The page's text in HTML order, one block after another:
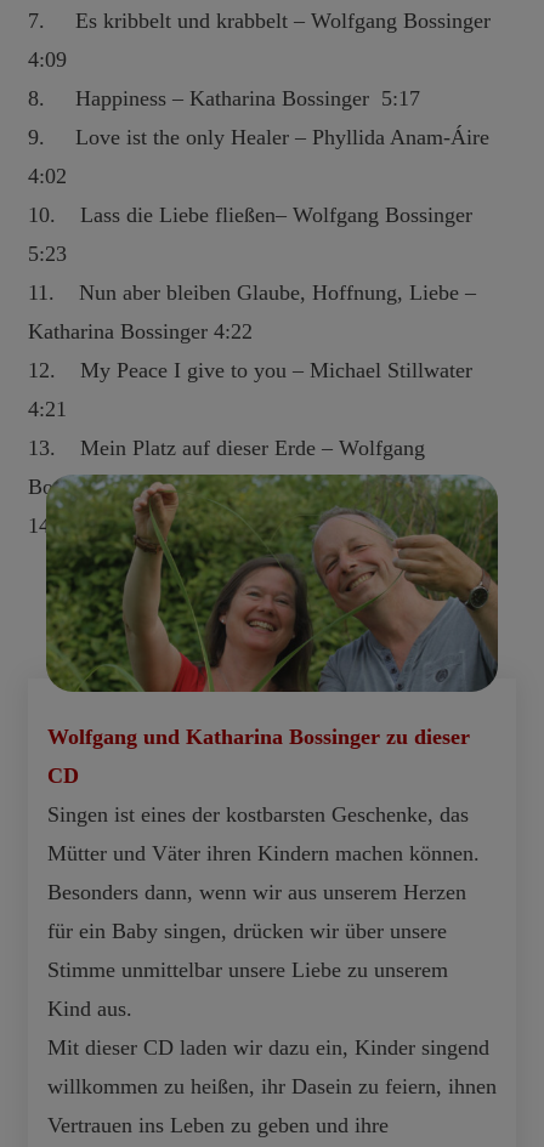
7. Es kribbelt und krabbelt – Wolfgang Bossinger
4:09
8. Happiness – Katharina Bossinger 5:17
9. Love ist the only Healer – Phyllida Anam-Áire
4:02
10. Lass die Liebe fließen– Wolfgang Bossinger
5:23
11. Nun aber bleiben Glaube, Hoffnung, Liebe –
Katharina Bossinger 4:22
12. My Peace I give to you – Michael Stillwater
4:21
13. Mein Platz auf dieser Erde – Wolfgang
Bossinger 5:56
14. O Mond – Angela Schwärzler 3:41
Gesamtlänge 69:07
Wolfgang und Katharina Bossinger zu dieser
CD
Singen ist eines der kostbarsten Geschenke, das
Mütter und Väter ihren Kindern machen können.
Besonders dann, wenn wir aus unserem Herzen
für ein Baby singen, drücken wir über unsere
Stimme unmittelbar unsere Liebe zu unserem
Kind aus.
Mit dieser CD laden wir dazu ein, Kinder singend
willkommen zu heißen, ihr Dasein zu feiern, ihnen
Vertrauen ins Leben zu geben und ihre